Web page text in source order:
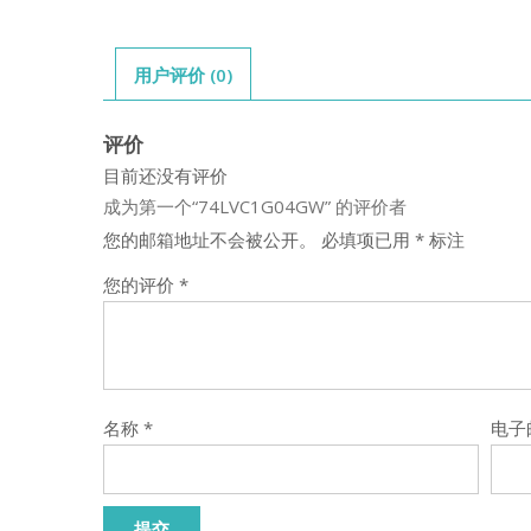
用户评价 (0)
评价
目前还没有评价
成为第一个“74LVC1G04GW” 的评价者
您的邮箱地址不会被公开。
必填项已用 * 标注
您的评价 *
名称 * 电